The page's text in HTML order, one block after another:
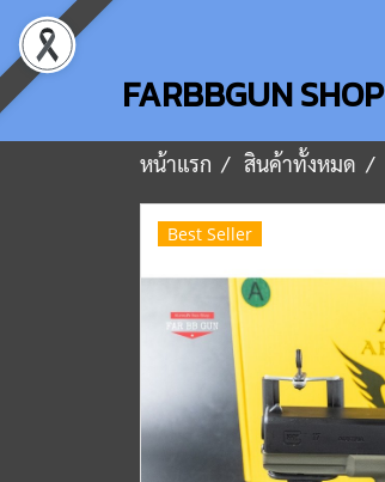
FARBBGUN SHOP
หน้าแรก สินค้าทั้งหมด
Best Seller